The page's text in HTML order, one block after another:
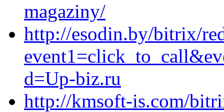
magaziny/
http://esodin.by/bitrix/
d=Up-biz.ru
http://kmsoft-is.com/